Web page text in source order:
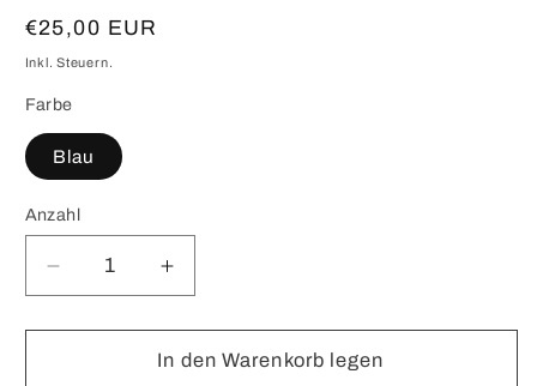
Normaler
Preis
€25,00 EUR
Inkl. Steuern.
Farbe
Blau
Anzahl
Verringere
die
Menge
Erhöhe
die
Menge
für
In den Warenkorb legen